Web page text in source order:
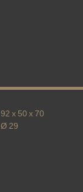
92 x 50 x 70
Ø 29